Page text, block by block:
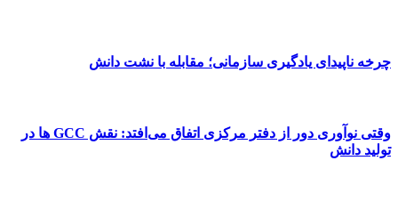
چرخه ناپیدای یادگیری سازمانی؛ مقابله با نشت دانش
وقتی نوآوری دور از دفتر مرکزی اتفاق می‌افتد: نقش GCC ها در
تولید دانش